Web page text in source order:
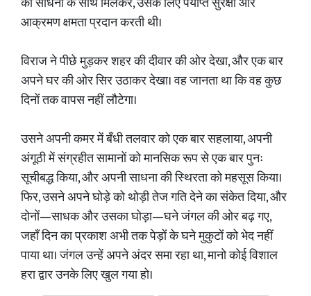
आक्रमण क्षमता प्रदान करती थी।
विराज ने पीछे मुड़कर शहर की दीवार की ओर देखा, और एक बार
अपने घर की ओर सिर उठाकर देखा। वह जानता था कि वह कुछ
दिनों तक वापस नहीं लौटेगा।
उसने अपनी कमर में बँधी तलवार को एक बार सहलाया, अपनी
अंगूठी में संग्रहीत सामानों को मानसिक रूप से एक बार पुनः
सूचीबद्ध किया, और अपनी साधना की स्थिरता को महसूस किया।
फिर, उसने अपने घोड़े को थोड़ी तेज गति देने का संकेत दिया, और
दोनों—साधक और उसका घोड़ा—घने जंगल की ओर बढ़ गए,
जहाँ दिन का प्रकाश अभी तक पेड़ों के घने मुकुटों को भेद नहीं
पाया था। जंगल उन्हें अपने अंदर समा रहा था, मानो कोई विशाल
हरा द्वार उनके लिए खुल गया हो।